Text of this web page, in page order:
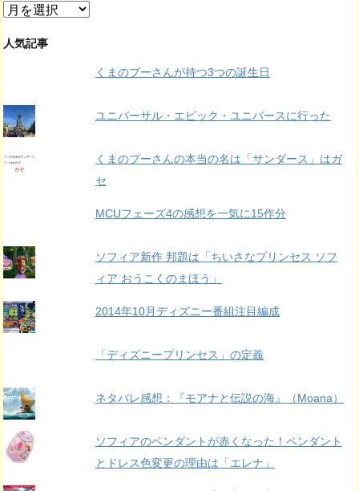
ア
カ
人気記事
くまのプーさんが持つ3つの誕生日
ユニバーサル・エピック・ユニバースに行った
くまのプーさんの本当の名は「サンダース」はガ
セ
MCUフェーズ4の感想を一気に15作分
ソフィア新作 邦題は「ちいさなプリンセス ソフ
ィア おうこくのまほう」
2014年10月ディズニー番組注目編成
「ディズニープリンセス」の定義
ネタバレ感想：『モアナと伝説の海』（Moana）
ソフィアのペンダントが赤くなった！ペンダント
とドレス色変更の理由は「エレナ」